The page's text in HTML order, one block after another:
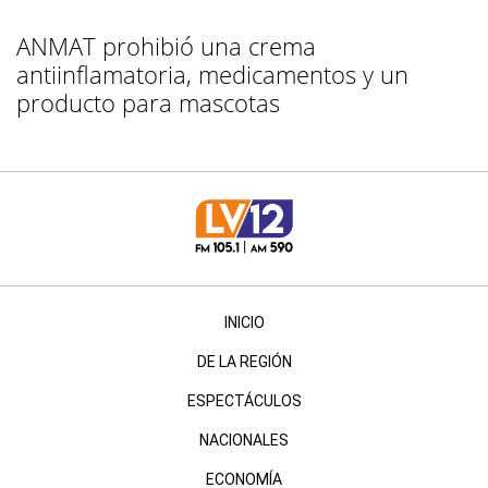
ANMAT prohibió una crema
antiinflamatoria, medicamentos y un
producto para mascotas
INICIO
DE LA REGIÓN
ESPECTÁCULOS
NACIONALES
ECONOMÍA